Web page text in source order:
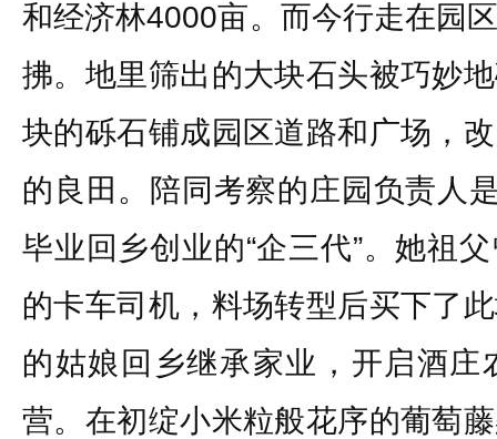
和经济林4000亩。而今行走在园
拂。地里筛出的大块石头被巧妙
块的砾石铺成园区道路和广场，
的良田。陪同考察的庄园负责人
毕业回乡创业的“企三代”。她祖
的卡车司机，料场转型后买下了
的姑娘回乡继承家业，开启酒庄
营。在初绽小米粒般花序的葡萄